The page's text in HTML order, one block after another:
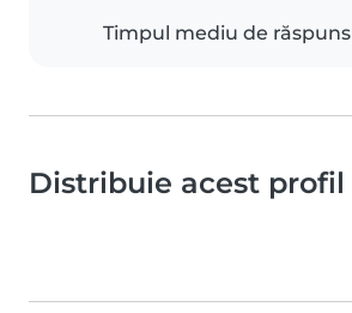
Timpul mediu de răspuns
Distribuie acest profil